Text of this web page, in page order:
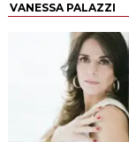
VANESSA PALAZZI